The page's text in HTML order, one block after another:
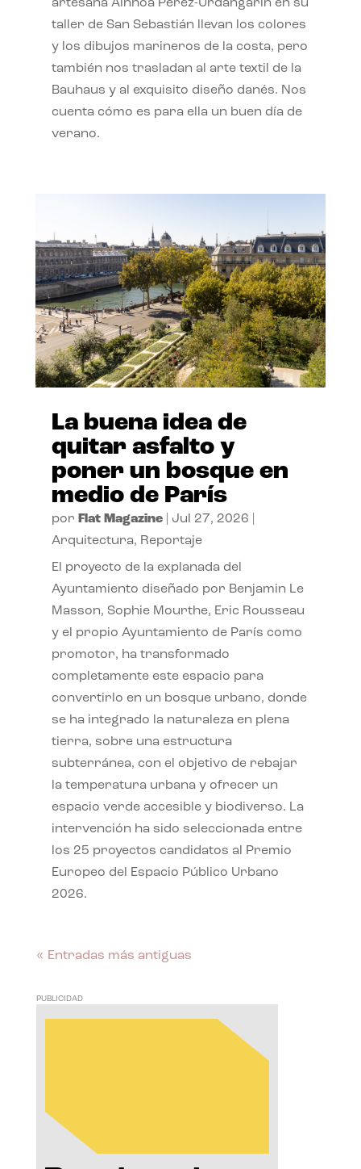
artesana Ainhoa Pérez-Urdangarín en su
taller de San Sebastián llevan los colores
y los dibujos marineros de la costa, pero
también nos trasladan al arte textil de la
Bauhaus y al exquisito diseño danés. Nos
cuenta cómo es para ella un buen día de
verano.
La buena idea de
quitar asfalto y
poner un bosque en
medio de París
por Flat Magazine| Jul 27, 2026
Arquitectura, Reportaje
El proyecto de la explanada del
Ayuntamiento diseñado por Benjamin Le
Masson, Sophie Mourthe, Eric Rousseau
y el propio Ayuntamiento de París como
promotor, ha transformado
completamente este espacio para
convertirlo en un bosque urbano, donde
se ha integrado la naturaleza en plena
tierra, sobre una estructura
subterránea, con el objetivo de rebajar
la temperatura urbana y ofrecer un
espacio verde accesible y biodiverso. La
intervención ha sido seleccionada entre
los 25 proyectos candidatos al Premio
Europeo del Espacio Público Urbano
2026.
« Entradas más antiguas
PUBLICIDAD